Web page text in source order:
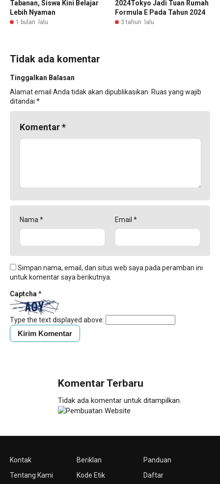
Tabanan, Siswa Kini Belajar
Lebih Nyaman
1 bulan lalu
2024Tokyo Jadi Tuan Rumah
Formula E Pada Tahun 2024
3 tahun lalu
Tidak ada komentar
Tinggalkan Balasan
Alamat email Anda tidak akan dipublikasikan. Ruas yang wajib
ditandai *
Komentar*
Nama * Email *
Simpan nama, email, dan situs web saya pada peramban ini
untuk komentar saya berikutnya.
Captcha *
Type the text displayed above:
Komentar Terbaru
Tidak ada komentar untuk ditampilkan.
Kontak
Tentang Kami
Beriklan
Kode Etik
Panduan
Daftar